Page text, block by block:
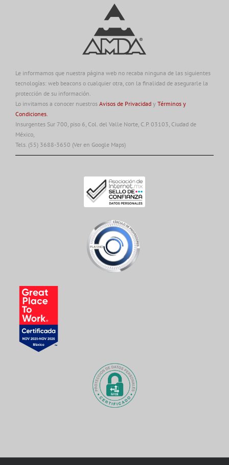
Le informamos que nuestra página web no recaba ninguna de las siguientes
tecnologías: web beacons o cualquier otra, con la finalidad de asegurarle la
protección de su información.
Lo invitamos a conocer nuestros Avisos de Privacidad y Términos y
Condiciones.
Insurgentes Sur 700, piso 6, Col. del Valle Norte, C.P. 03103, Ciudad de
México,
Tels. (55) 3688-3650 (Ver en Google Maps)